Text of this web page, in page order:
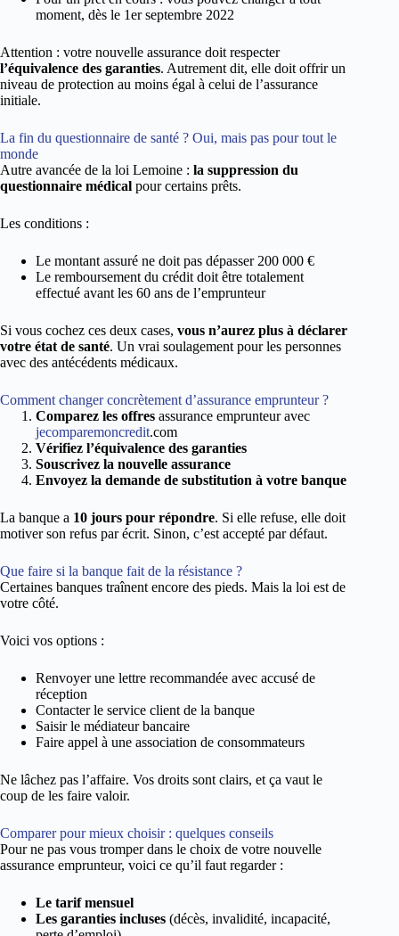
moment, dès le 1er septembre 2022
Attention : votre nouvelle assurance doit respecter
l’équivalence des garanties. Autrement dit, elle doit offrir un
niveau de protection au moins égal à celui de l’assurance
initiale.
La fin du questionnaire de santé ? Oui, mais pas pour tout le
monde
Autre avancée de la loi Lemoine : la suppression du
questionnaire médical pour certains prêts.
Les conditions :
Le montant assuré ne doit pas dépasser 200 000 €
Le remboursement du crédit doit être totalement
effectué avant les 60 ans de l’emprunteur
Si vous cochez ces deux cases, vous n’aurez plus à déclarer
votre état de santé. Un vrai soulagement pour les personnes
avec des antécédents médicaux.
Comment changer concrètement d’assurance emprunteur ?
Comparez les offres assurance emprunteur avec
jecomparemoncredit.com
Vérifiez l’équivalence des garanties
Souscrivez la nouvelle assurance
Envoyez la demande de substitution à votre banque
La banque a 10 jours pour répondre. Si elle refuse, elle doit
motiver son refus par écrit. Sinon, c’est accepté par défaut.
Que faire si la banque fait de la résistance ?
Certaines banques traînent encore des pieds. Mais la loi est de
votre côté.
Voici vos options :
Renvoyer une lettre recommandée avec accusé de
réception
Contacter le service client de la banque
Saisir le médiateur bancaire
Faire appel à une association de consommateurs
Ne lâchez pas l’affaire. Vos droits sont clairs, et ça vaut le
coup de les faire valoir.
Comparer pour mieux choisir : quelques conseils
Pour ne pas vous tromper dans le choix de votre nouvelle
assurance emprunteur, voici ce qu’il faut regarder :
Le tarif mensuel
Les garanties incluses (décès, invalidité, incapacité,